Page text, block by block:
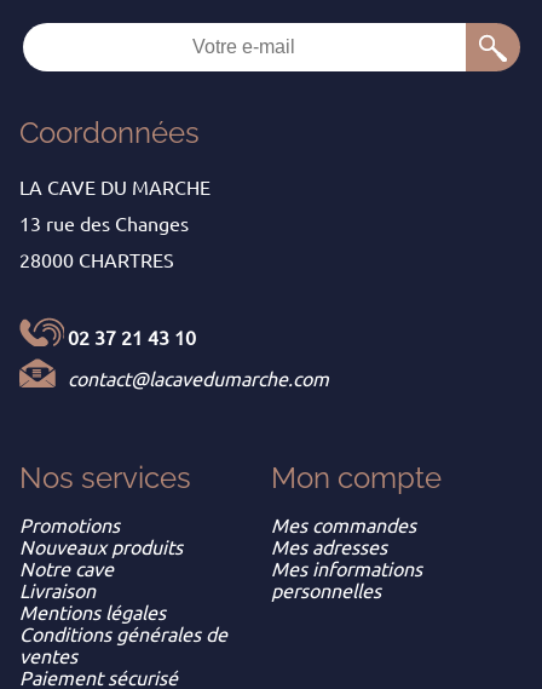
Coordonnées
LA CAVE DU MARCHE
13 rue des Changes
28000 CHARTRES
02 37 21 43 10
contact@lacavedumarche.com
Nos services
Promotions
Nouveaux produits
Notre cave
Livraison
Mentions légales
Conditions générales de
ventes
Paiement sécurisé
Mon compte
Mes commandes
Mes adresses
Mes informations
personnelles